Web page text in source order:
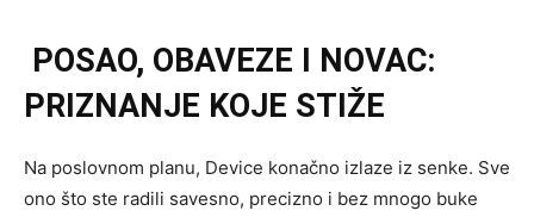
POSAO, OBAVEZE I NOVAC:
PRIZNANJE KOJE STIŽE
Na poslovnom planu, Device konačno izlaze iz senke. Sve
ono što ste radili savesno, precizno i bez mnogo buke